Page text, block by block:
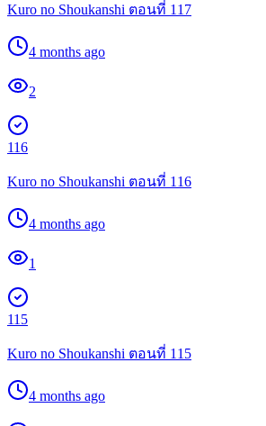
Kuro no Shoukanshi ตอนที่ 117
4 months ago
2
116
Kuro no Shoukanshi ตอนที่ 116
4 months ago
1
115
Kuro no Shoukanshi ตอนที่ 115
4 months ago